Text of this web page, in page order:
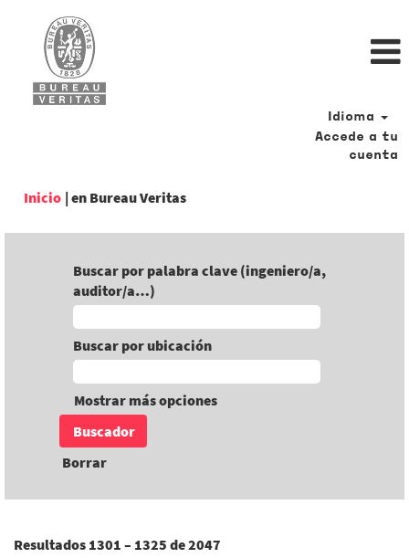
Idioma
Accede a tu
cuenta
Inicio | en Bureau Veritas(página
Buscar por palabra clave (ingeniero/a,
auditor/a…)
Buscar por ubicación
Mostrar más opciones
Borrar
Resultados 1301 – 1325 de2047